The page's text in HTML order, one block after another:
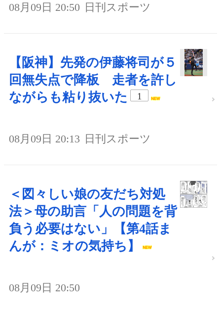
08月09日 20:50 日刊スポーツ
【阪神】先発の伊藤将司が５
回無失点で降板 走者を許し
ながらも粘り抜いた
1
08月09日 20:13 日刊スポーツ
＜図々しい娘の友だち対処
法＞母の助言「人の問題を背
負う必要はない」【第4話ま
んが：ミオの気持ち】
08月09日 20:50